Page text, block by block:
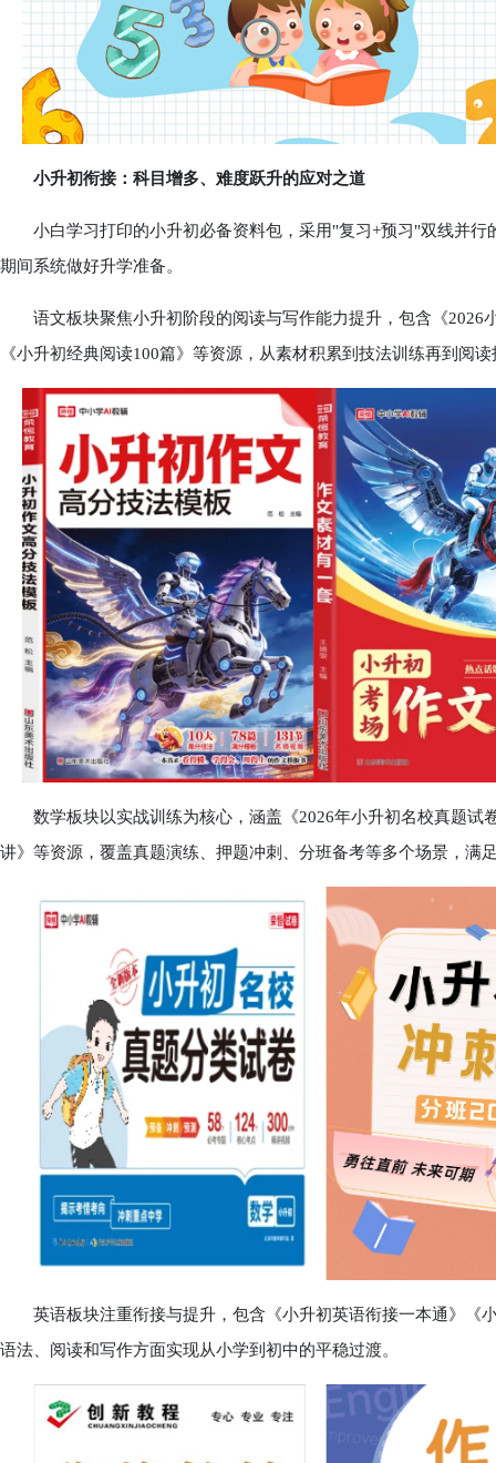
小升初衔接：科目增多、难度跃升的应对之道
小白学习打印的小升初必备资料包，采用"复习+预习"双线并行
期间系统做好升学准备。
语文板块聚焦小升初阶段的阅读与写作能力提升，包含《2026
《小升初经典阅读100篇》等资源，从素材积累到技法训练再到阅
数学板块以实战训练为核心，涵盖《2026年小升初名校真题试
讲》等资源，覆盖真题演练、押题冲刺、分班备考等多个场景，满
英语板块注重衔接与提升，包含《小升初英语衔接一本通》《
语法、阅读和写作方面实现从小学到初中的平稳过渡。